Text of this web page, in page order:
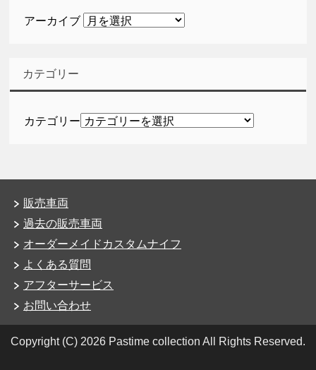
アーカイブ
カテゴリー
カテゴリー
販売車両
過去の販売車両
オーダーメイドカスタムナイフ
よくある質問
アフターサービス
お問い合わせ
Copyright (C) 2026 Pastime collection All Rights Reserved.